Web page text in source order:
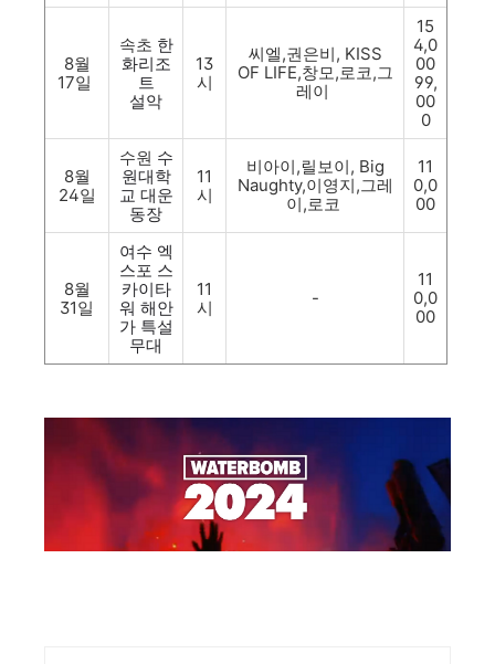
8월
17일
속초 한
화리조
트
설악
13
시
씨엘,권은비, KISS
OF LIFE,창모,로코,그
레이
15
4,0
00
99,
00
0
8월
24일
수원 수
원대학
교 대운
동장
11
시
비아이,릴보이, Big
Naughty,이영지,그레
이,로코
11
0,0
00
8월
31일
여수 엑
스포 스
카이타
워 해안
가 특설
무대
11
시
-
11
0,0
00